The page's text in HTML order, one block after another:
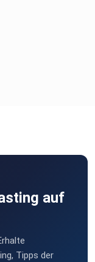
auf
Tipps der